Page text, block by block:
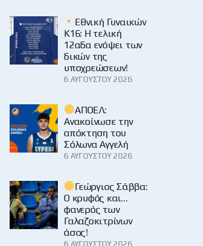
Εθνική Γυναικών
Κ16: Η τελική
12αδα ενόψει των
δικών της
υποχρεώσεων!
6 ΑΥΓΟΎΣΤΟΥ 2026
ΑΠΟΕΛ:
Ανακοίνωσε την
απόκτηση του
Σόλωνα Αγγελή
6 ΑΥΓΟΎΣΤΟΥ 2026
Γεώργιος Σάββα:
Ο κρυφός και…
φανερός των
Γαλαζοκιτρίνων
άσος!
6 ΑΥΓΟΎΣΤΟΥ 2026